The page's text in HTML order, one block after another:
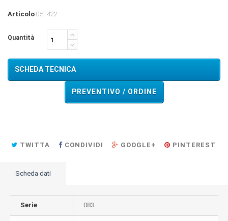
Articolo 051422
Quantità
SCHEDA TECNICA
PREVENTIVO / ORDINE
TWITTA CONDIVIDI GOOGLE+ PINTEREST
Scheda dati
Serie 083